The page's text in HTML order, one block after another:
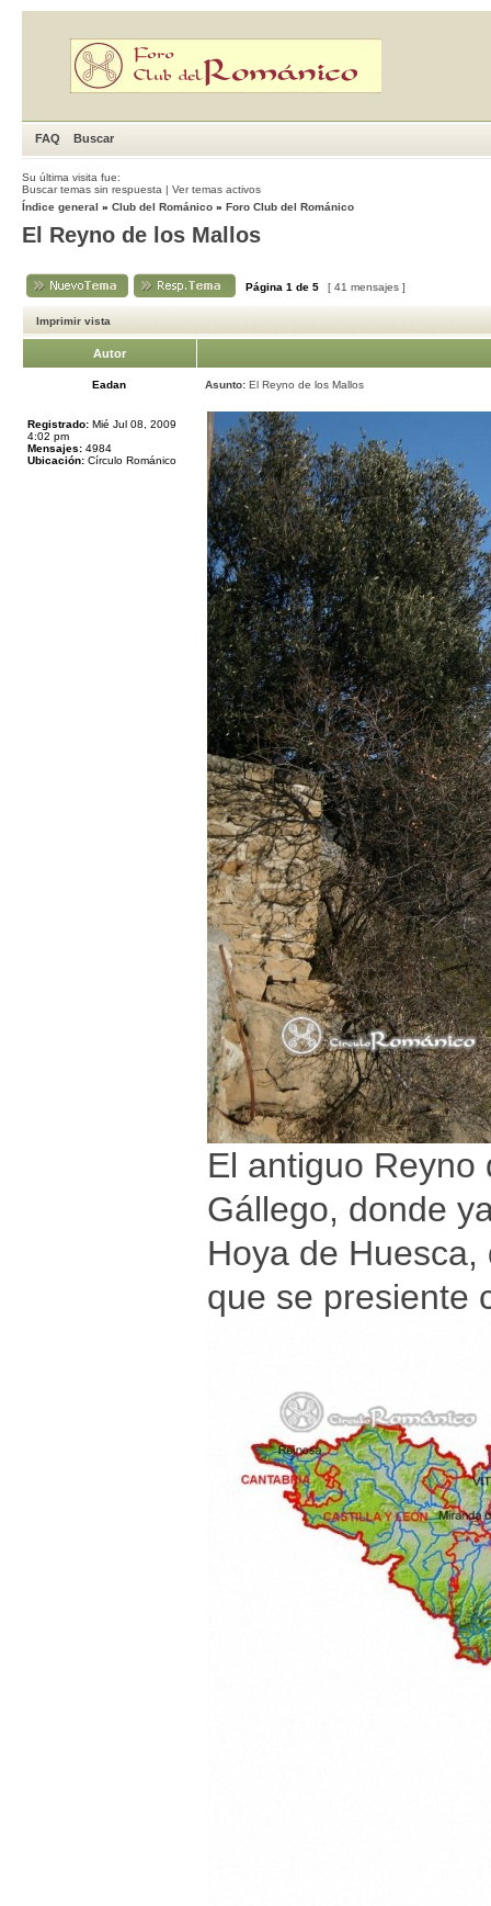
FAQ Buscar
Su última visita fue:
Buscar temas sin respuesta | Ver temas activos
Índice general » Club del Románico » Foro Club del Románico
El Reyno de los Mallos
Página 1 de 5 [ 41 mensajes ]
Imprimir vista
Autor
Eadan Asunto: El Reyno de los Mallos
Registrado: Mié Jul 08, 2009
4:02 pm
Mensajes: 4984
Ubicación: Círculo Románico
El antiguo
Gállego, donde
Hoya de
que se presiente